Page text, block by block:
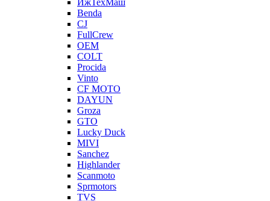
ИжТехМаш
Benda
CJ
FullCrew
OEM
COLT
Procida
Vinto
CF MOTO
DAYUN
Groza
GTO
Lucky Duck
MIVI
Sanchez
Highlander
Scanmoto
Sprmotors
TVS